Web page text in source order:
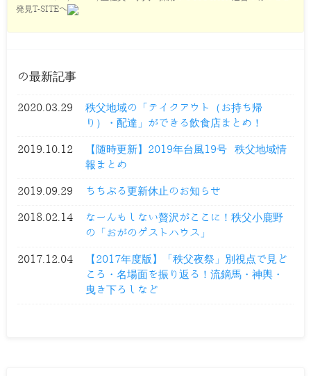
発見T-SITEへ
の最新記事
2020.03.29
秩父地域の「テイクアウト（お持ち帰
り）・配達」ができる飲食店まとめ！
2019.10.12
【随時更新】2019年台風19号 秩父地域情
報まとめ
2019.09.29 ちちぶる更新休止のお知らせ
2018.02.14
なーんもしない贅沢がここに！秩父小鹿野
の「おがのゲストハウス」
2017.12.04
【2017年度版】「秩父夜祭」別視点で見ど
ころ・名場面を振り返る！流鏑馬・神輿・
曳き下ろしなど